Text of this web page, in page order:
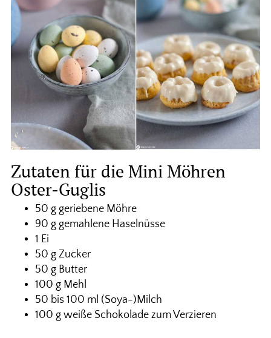
Zutaten für die Mini Möhren
Oster-Guglis
50 g geriebene Möhre
90 g gemahlene Haselnüsse
1 Ei
50 g Zucker
50 g Butter
100 g Mehl
50 bis 100 ml (Soya-)Milch
100 g weiße Schokolade zum Verzieren